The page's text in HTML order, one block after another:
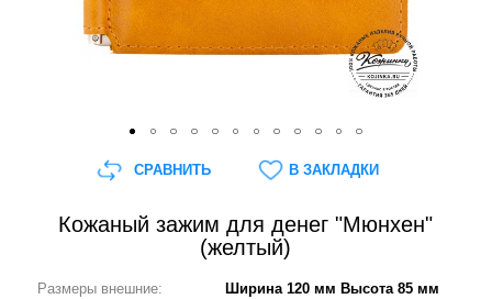
Кожаный зажим для денег "Мюнхен"
(желтый)
Размеры внешние: Ширина 120 мм Высота 85 мм
СРАВНИТЬ В ЗАКЛАДКИ